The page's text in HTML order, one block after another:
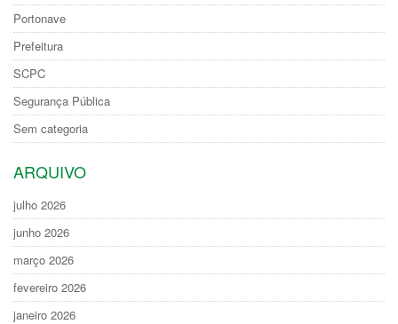
Portonave
Prefeitura
SCPC
Segurança Pública
Sem categoria
ARQUIVO
julho 2026
junho 2026
março 2026
fevereiro 2026
janeiro 2026